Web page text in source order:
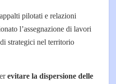
pilotati e relazioni
l’assegnazione di lavori
strategici nel territorio
evitare la dispersione delle